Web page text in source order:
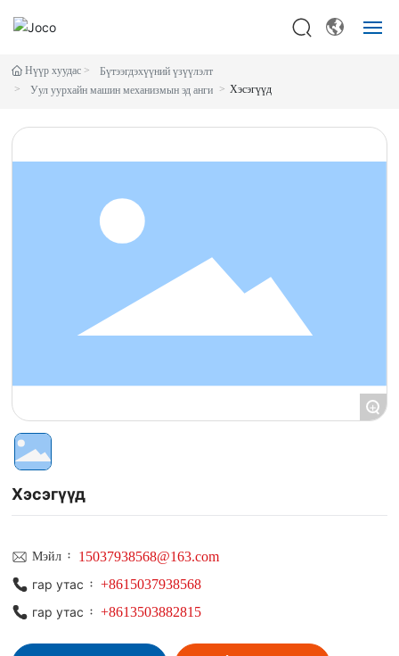
толгой
механик
Нүүр хуудас
Бүтээгдэхүүний үзүүлэлт
Уул уурхайн машин механизмын эд анги
Хэсэгүүд
+
Хэсэгүүд
Мэйл ᠄
15037938568@163.com
гар утас ᠄ +8615037938568
гар утас ᠄ +8613503882815